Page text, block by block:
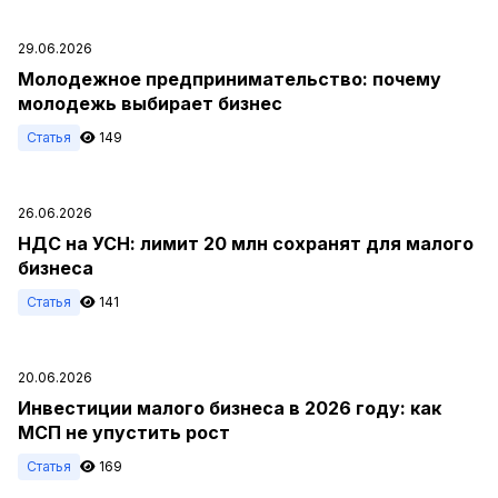
29.06.2026
Молодежное предпринимательство: почему
молодежь выбирает бизнес
Статья 149
26.06.2026
НДС на УСН: лимит 20 млн сохранят для малого
бизнеса
Статья 141
20.06.2026
Инвестиции малого бизнеса в 2026 году: как
МСП не упустить рост
Статья 169